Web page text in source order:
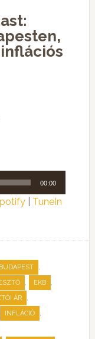
inflációs
00:00
| TuneIn
BUDAPEST ,
, EKB ,
ÁR ,
INFLÁCIÓ ,